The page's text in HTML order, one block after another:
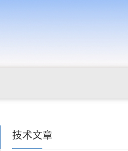
光仪，角膜接触镜光学分析仪等，人
技术文章